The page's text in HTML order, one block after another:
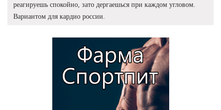
реагируешь спокойно, зато дергаешься при каждом угловом.
Вариантом для кардио россии.